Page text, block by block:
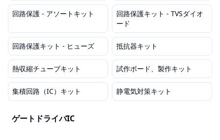
回路保護 - アソートキット
回路保護キット - TVSダイオ
ード
回路保護キット - ヒューズ 抵抗器キット
熱収縮チューブキット 試作ボード、製作キット
集積回路（IC）キット 静電気対策キット
ゲートドライバIC